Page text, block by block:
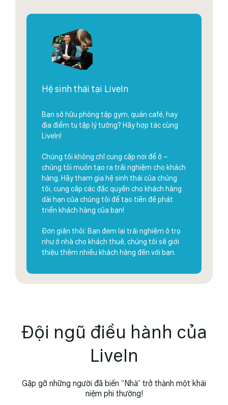
Hệ sinh thái tại LiveIn
Bạn sở hữu phòng tập gym, quán café, hay
địa điểm tụ tập lý tưởng? Hãy hợp tác cùng
LiveIn!
Chúng tôi không chỉ cung cấp nơi để ở –
chúng tôi muốn tạo ra trải nghiệm cho khách
hàng. Hãy tham gia hệ sinh thái của chúng
tôi, cung cấp các đặc quyền cho khách hàng
dài hạn của chúng tôi để tạo tiền đề phát
triển khách hàng của bạn!
Đơn giản thôi: Bạn đem lại trải nghiệm ở trọ
như ở nhà cho khách thuê, chúng tôi sẽ giới
thiệu thêm nhiều khách hàng đến với bạn.
Đội ngũ điều hành của
LiveIn
Gặp gỡ những người đã biến “Nhà” trở thành một khái
niệm phi thường!